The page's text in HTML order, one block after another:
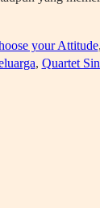
your Attitude,
, Quartet